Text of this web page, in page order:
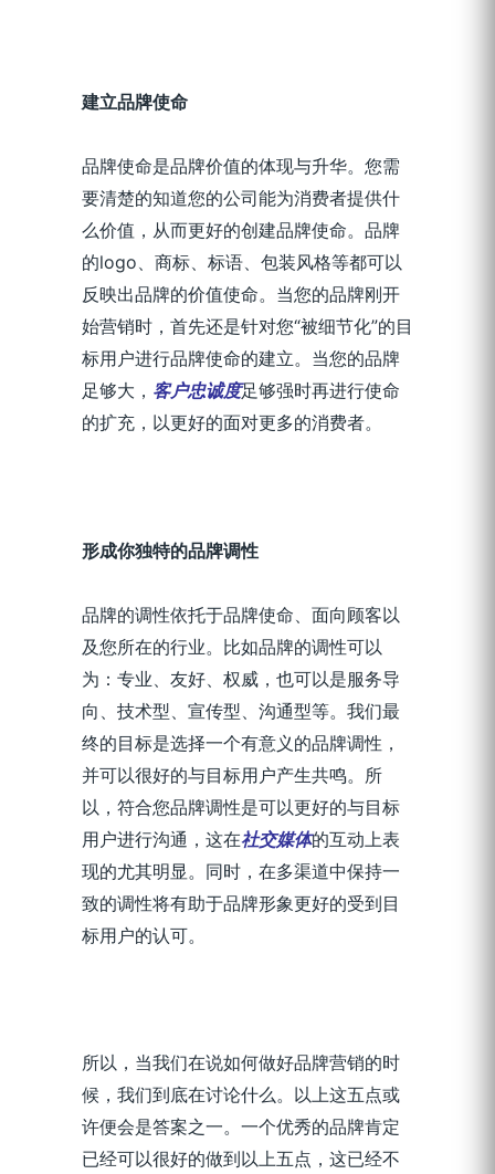
建立品牌使命
品牌使命是品牌价值的体现与升华。您需
要清楚的知道您的公司能为消费者提供什
么价值，从而更好的创建品牌使命。品牌
的logo、商标、标语、包装风格等都可以
反映出品牌的价值使命。当您的品牌刚开
始营销时，首先还是针对您“被细节化”的目
标用户进行品牌使命的建立。当您的品牌
足够大， 客户忠诚度足够强时再进行使命
的扩充，以更好的面对更多的消费者。
形成你独特的品牌调性
品牌的调性依托于品牌使命、面向顾客以
及您所在的行业。比如品牌的调性可以
为：专业、友好、权威，也可以是服务导
向、技术型、宣传型、沟通型等。我们最
终的目标是选择一个有意义的品牌调性，
并可以很好的与目标用户产生共鸣。所
以，符合您品牌调性是可以更好的与目标
用户进行沟通，这在社交媒体的互动上表
现的尤其明显。同时，在多渠道中保持一
致的调性将有助于品牌形象更好的受到目
标用户的认可。
所以，当我们在说如何做好品牌营销的时
候，我们到底在讨论什么。以上这五点或
许便会是答案之一。一个优秀的品牌肯定
已经可以很好的做到以上五点，这已经不